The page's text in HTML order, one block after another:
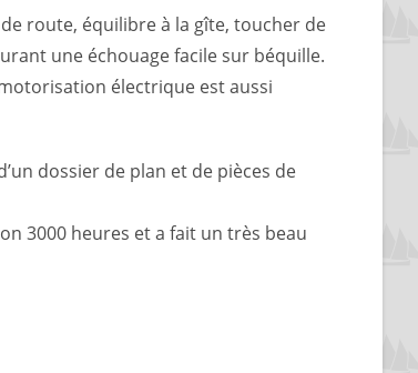
route, équilibre à la gîte, toucher de
une échouage facile sur béquille.
électrique est aussi
dossier de plan et de pièces de
3000 heures et a fait un très beau